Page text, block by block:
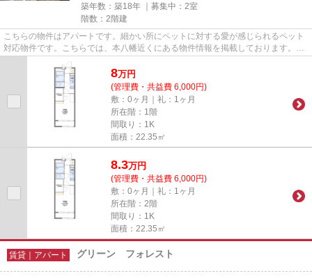
築年数：築18年 ｜募集中： 2室
階数：2階建
こちらの物件はアパートです。細かい所にペットに対する愛が感じられるペット
対応物件です。こちらでは、本八幡近くにある物件情報を掲載しております。住
まいを求める上で交通面を重...
8万円
(管理費・共益費 6,000円)
敷：0ヶ月｜礼：1ヶ月
所在階：1階
間取り：1K
面積：22.35㎡
8.3万円
(管理費・共益費 6,000円)
敷：0ヶ月｜礼：1ヶ月
所在階：2階
間取り：1K
面積：22.35㎡
賃貸｜アパート グリーン フォレスト